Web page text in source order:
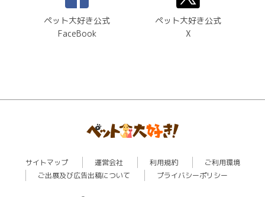
ペット大好き公式
FaceBook
ペット大好き公式
X
サイトマップ 運営会社 利用規約
ご利用環境
ご出展及び広告出稿について
プライバシーポリシー